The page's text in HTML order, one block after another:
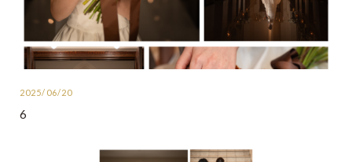
2025/06/20
6